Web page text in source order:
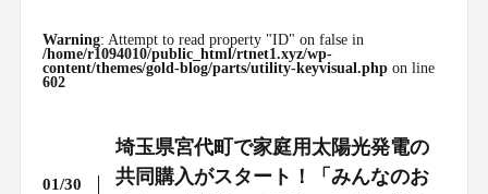
Warning: Attempt to read property "ID" on false in
/home/r1094010/public_html/rtnet1.xyz/wp-
content/themes/gold-blog/parts/utility-keyvisual.phpon line
602
01/30
埼玉県宮代町で家庭用太陽光発電の
共同購入がスタート！「みんなのお